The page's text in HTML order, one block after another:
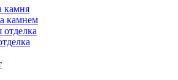
камня
камнем
отделка